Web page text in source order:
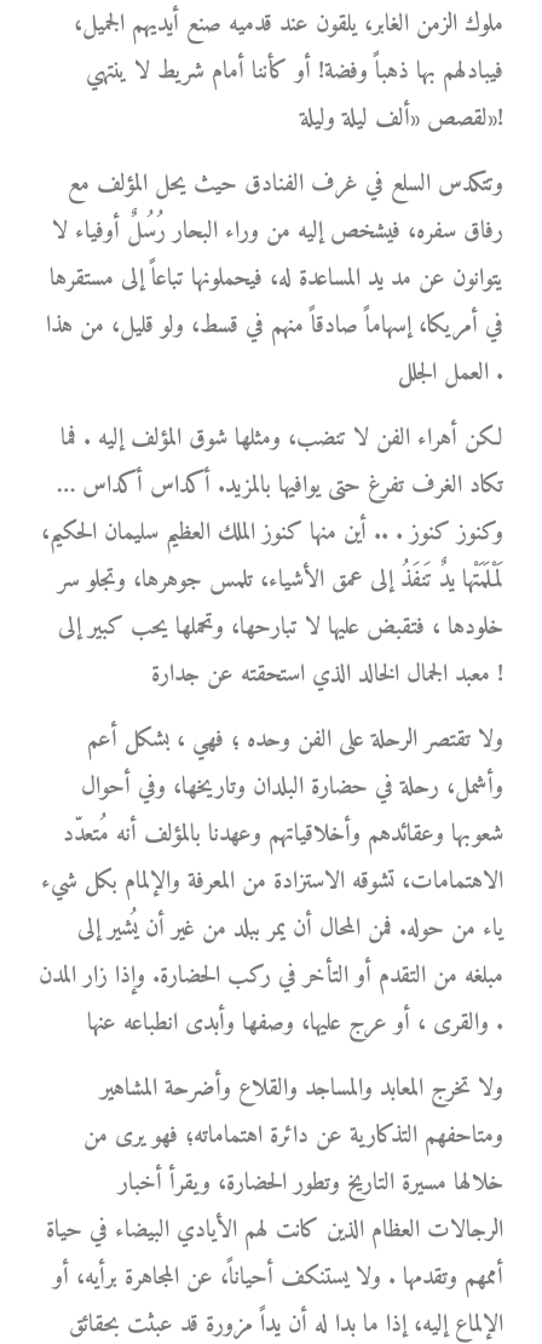
ملوك الزمن الغابر، يلقون عند قدميه صنع أيديهم الجميل،
فيبادلهم بها ذهباً وفضة! أو كأننا أمام شريط لا ينتهي
لقصص «ألف ليلة وليلة»!
وتتكدس السلع في غرف الفنادق حيث يحل المؤلف مع
رفاق سفره، فيشخص إليه من وراء البحار رُسُلٌ أوفياء لا
يتوانون عن مد يد المساعدة له، فيحملونها تباعاً إلى مستقرها
في أمريكا، إسهاماً صادقاً منهم في قسط، ولو قليل، من هذا
العمل الجلل .
لكن أهراء الفن لا تنضب، ومثلها شوق المؤلف إليه . فما
تكاد الغرف تفرغ حتى يوافيها بالمزيد. أكداس أكداس …
وكنوز كنوز . .. أين منها كنوز الملك العظيم سليمان الحكيم،
لَمْلَمَتْها يدٌ تَنفَذُ إلى عمق الأشياء، تلمس جوهرها، وتجلو سر
خلودها ، فتقبض عليها لا تبارحها، وتحملها يحب كبير إلى
معبد الجمال الخالد الذي استحقته عن جدارة !
ولا تقتصر الرحلة على الفن وحده ؛ فهي ، بشكل أعم
وأشمل، رحلة في حضارة البلدان وتاريخها، وفي أحوال
شعوبها وعقائدهم وأخلاقياتهم وعهدنا بالمؤلف أنه مُتعدّد
الاهتمامات، تشوقه الاستزادة من المعرفة والإلمام بكل شيء
ياء من حوله. فمن المحال أن يمر ببلد من غير أن يُشير إلى
مبلغه من التقدم أو التأخر في ركب الحضارة. وإذا زار المدن
والقرى ، أو عرج عليها، وصفها وأبدى انطباعه عنها .
ولا تخرج المعابد والمساجد والقلاع وأضرحة المشاهير
ومتاحفهم التذكارية عن دائرة اهتماماته؛ فهو يرى من
خلالها مسيرة التاريخ وتطور الحضارة، ويقرأ أخبار
الرجالات العظام الذين كانت لهم الأيادي البيضاء في حياة
أممهم وتقدمها . ولا يستنكف أحياناً، عن المجاهرة برأيه، أو
الإلماع إليه، إذا ما بدا له أن يداً مزورة قد عبثت بحقائق